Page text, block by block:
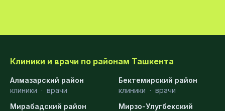
Клиники и врачи по районам Ташкента
Алмазарский район
клиники · врачи
Бектемирский район
клиники · врачи
Мирабадский район
Мирзо-Улугбекский